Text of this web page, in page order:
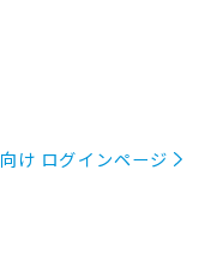
け ログインページ